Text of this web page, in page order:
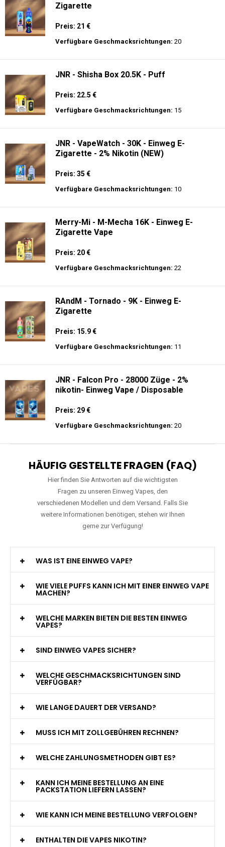
Zigarette
Preis: 21 €
Verfügbare Geschmacksrichtungen: 20
JNR - Shisha Box 20.5K - Puff
Preis: 22.5 €
Verfügbare Geschmacksrichtungen: 15
JNR - VapeWatch - 30K - Einweg E-
Zigarette - 2% Nikotin (NEW)
Preis: 35 €
Verfügbare Geschmacksrichtungen: 10
Merry-Mi - M-Mecha 16K - Einweg E-
Zigarette Vape
Preis: 20 €
Verfügbare Geschmacksrichtungen: 22
RAndM - Tornado - 9K - Einweg E-
Zigarette
Preis: 15.9 €
Verfügbare Geschmacksrichtungen: 11
JNR - Falcon Pro - 28000 Züge - 2%
nikotin- Einweg Vape / Disposable
Preis: 29 €
Verfügbare Geschmacksrichtungen: 20
HÄUFIG GESTELLTE FRAGEN (FAQ)
Hier finden Sie Antworten auf die wichtigsten
Fragen zu unseren Einweg Vapes, den
verschiedenen Modellen und dem Versand. Falls Sie
weitere Informationen benötigen, stehen wir Ihnen
gerne zur Verfügung!
WAS IST EINE EINWEG VAPE?
WIE VIELE PUFFS KANN ICH MIT EINER EINWEG VAPE
MACHEN?
WELCHE MARKEN BIETEN DIE BESTEN EINWEG
VAPES?
SIND EINWEG VAPES SICHER?
WELCHE GESCHMACKSRICHTUNGEN SIND
VERFÜGBAR?
WIE LANGE DAUERT DER VERSAND?
MUSS ICH MIT ZOLLGEBÜHREN RECHNEN?
WELCHE ZAHLUNGSMETHODEN GIBT ES?
KANN ICH MEINE BESTELLUNG AN EINE
PACKSTATION LIEFERN LASSEN?
WIE KANN ICH MEINE BESTELLUNG VERFOLGEN?
ENTHALTEN DIE VAPES NIKOTIN?